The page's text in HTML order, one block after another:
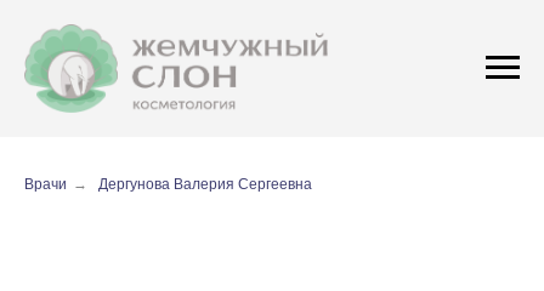
Врачи → Дергунова Валерия Сергеевна